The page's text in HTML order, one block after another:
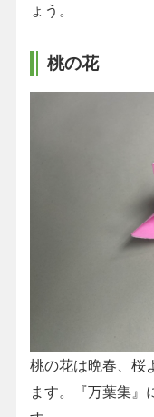
ょう。
桃の花
桃の花は晩春、桜
ます。『万葉集』